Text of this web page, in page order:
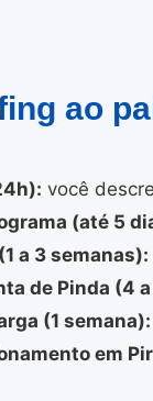
ao
você
(até 5
a 3 semanas):
de Pinda (4
(1 semana):
em